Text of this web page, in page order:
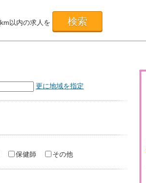
km以内の求人を
更に地域を指定
保健師 その他